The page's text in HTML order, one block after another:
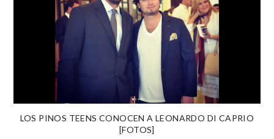
LOS PINOS TEENS CONOCEN A LEONARDO DI CAPRIO
[FOTOS]